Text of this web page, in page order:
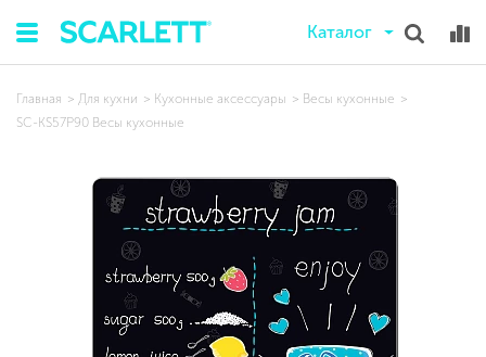
Каталог
Главная Для кухни Кухонные аксессуары
Весы кухонные
SC-KS57P90 Весы кухонные